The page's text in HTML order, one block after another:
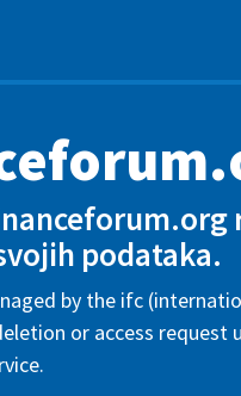
podataka.
by the ifc
or access request